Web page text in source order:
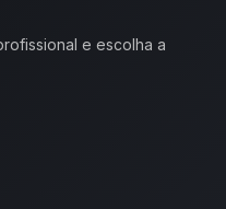
e escolha a